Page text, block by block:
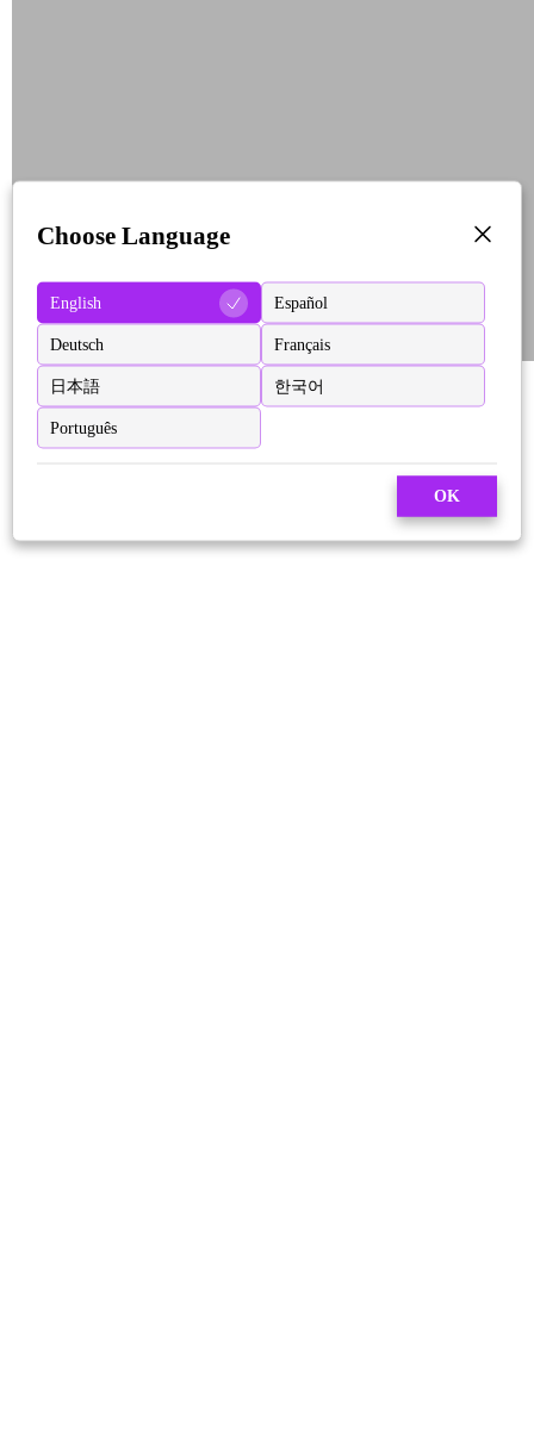
Choose Language
English Español
Deutsch Français
日本語 한국어
Português
OK